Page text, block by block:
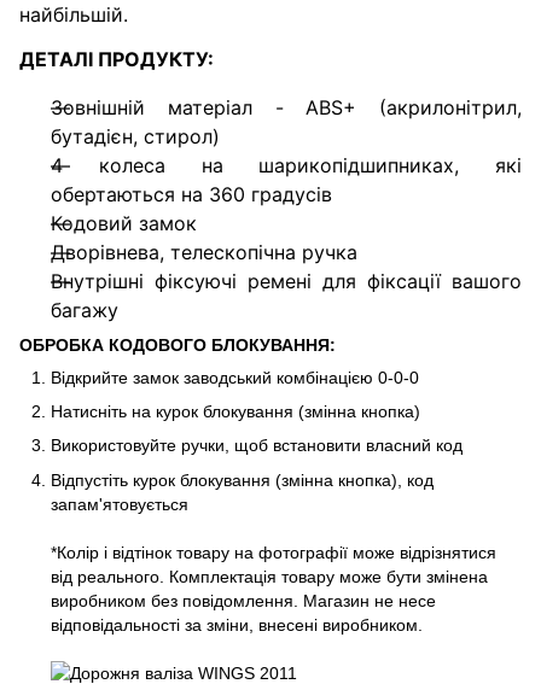
найбільшій.
ДЕТАЛІ ПРОДУКТУ:
Зовнішній матеріал - ABS+ (акрилонітрил,
бутадієн, стирол)
4 колеса на шарикопідшипниках, які
обертаються на 360 градусів
Кодовий замок
Дворівнева, телескопічна ручка
Внутрішні фіксуючі ремені для фіксації вашого
багажу
ОБРОБКА КОДОВОГО БЛОКУВАННЯ:
Відкрийте замок заводський комбінацією 0-0-0
Натисніть на курок блокування (змінна кнопка)
Використовуйте ручки, щоб встановити власний код
Відпустіть курок блокування (змінна кнопка), код
запам'ятовується
*Колір і відтінок товару на фотографії може відрізнятися
від реального. Комплектація товару може бути змінена
виробником без повідомлення. Магазин не несе
відповідальності за зміни, внесені виробником.